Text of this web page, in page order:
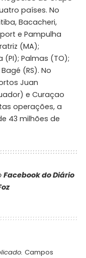
países. No
Bacacheri,
e Pampulha
(MA);
(PI); Palmas (TO);
(RS). No
Juan
e Curaçao
operações, a
43 milhões de
Facebook do Diário
Campos